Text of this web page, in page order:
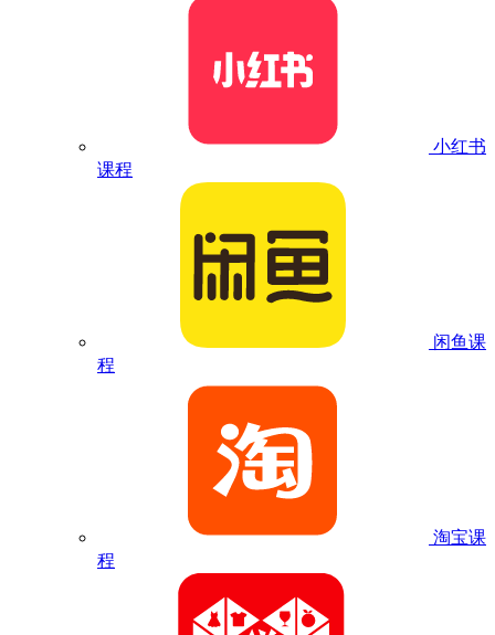
小红书
课程
闲鱼课
程
淘宝课
程